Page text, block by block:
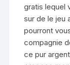
gratis lequel
sur de le jeu
pourront
compagnie
ce pur